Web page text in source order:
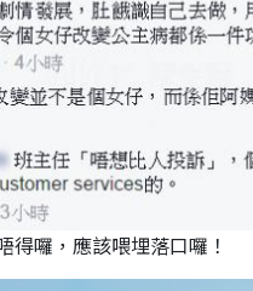
得囉，應該喂埋落口囉！